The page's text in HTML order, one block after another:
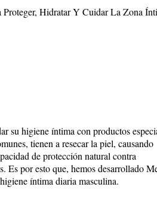
Hidratar Y Cuidar La Zona
su higiene íntima con productos
tienen a resecar la piel, causando
de protección natural contra
Es por esto que, hemos desarrollado
íntima diaria masculina.